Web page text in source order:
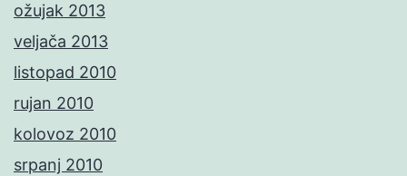
ožujak 2013
veljača 2013
listopad 2010
rujan 2010
kolovoz 2010
srpanj 2010